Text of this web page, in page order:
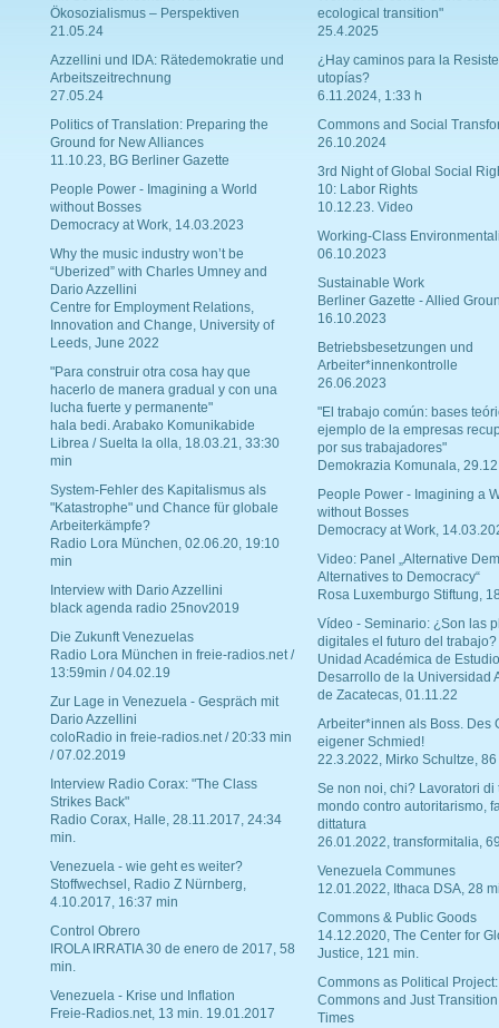
Ökosozialismus – Perspektiven
21.05.24
Azzellini und IDA: Rätedemokratie und
Arbeitszeitrechnung
27.05.24
Politics of Translation: Preparing the
Ground for New Alliances
11.10.23, BG Berliner Gazette
People Power - Imagining a World
without Bosses
Democracy at Work, 14.03.2023
Why the music industry won’t be
“Uberized” with Charles Umney and
Dario Azzellini
Centre for Employment Relations,
Innovation and Change, University of
Leeds, June 2022
"Para construir otra cosa hay que
hacerlo de manera gradual y con una
lucha fuerte y permanente"
hala bedi. Arabako Komunikabide
Librea / Suelta la olla, 18.03.21, 33:30
min
System-Fehler des Kapitalismus als
"Katastrophe" und Chance für globale
Arbeiterkämpfe?
Radio Lora München, 02.06.20, 19:10
min
Interview with Dario Azzellini
black agenda radio 25nov2019
Die Zukunft Venezuelas
Radio Lora München in freie-radios.net /
13:59min / 04.02.19
Zur Lage in Venezuela - Gespräch mit
Dario Azzellini
coloRadio in freie-radios.net / 20:33 min
/ 07.02.2019
Interview Radio Corax: "The Class
Strikes Back"
Radio Corax, Halle, 28.11.2017, 24:34
min.
Venezuela - wie geht es weiter?
Stoffwechsel, Radio Z Nürnberg,
4.10.2017, 16:37 min
Control Obrero
IROLA IRRATIA 30 de enero de 2017, 58
min.
Venezuela - Krise und Inflation
Freie-Radios.net, 13 min. 19.01.2017
ecological transition"
25.4.2025
¿Hay caminos para la
utopías?
6.11.2024, 1:33 h
Commons and Social
26.10.2024
3rd Night of Global Social
10: Labor Rights
10.12.23. Video
Working-Class
06.10.2023
Sustainable Work
Berliner Gazette - Allied
16.10.2023
Betriebsbesetzungen und
Arbeiter*innenkontrolle
26.06.2023
"El trabajo común: bases
ejemplo de la empresas
por sus trabajadores"
Demokrazia Komunala,
People Power - Imagining a
without Bosses
Democracy at Work,
Video: Panel „Alternative
Alternatives to Democracy“
Rosa Luxemburgo Stiftung,
Vídeo - Seminario: ¿Son las
digitales el futuro del trabajo?
Unidad Académica de
Desarrollo de la Universidad
de Zacatecas, 01.11.22
Arbeiter*innen als Boss. Des
eigener Schmied!
22.3.2022, Mirko Schultze, 86
Se non noi, chi? Lavoratori di
mondo contro autoritarismo,
dittatura
26.01.2022, transformitalia,
Venezuela Communes
12.01.2022, Ithaca DSA, 28
Commons & Public Goods
14.12.2020, The Center for
Justice, 121 min.
Commons as Political Project:
Commons and Just
Times